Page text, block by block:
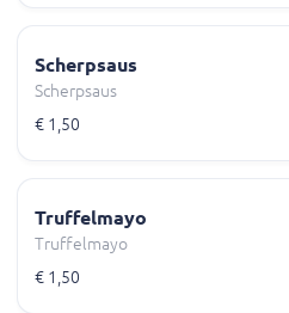
Scherpsaus
Scherpsaus
€ 1,50
Truffelmayo
Truffelmayo
€ 1,50